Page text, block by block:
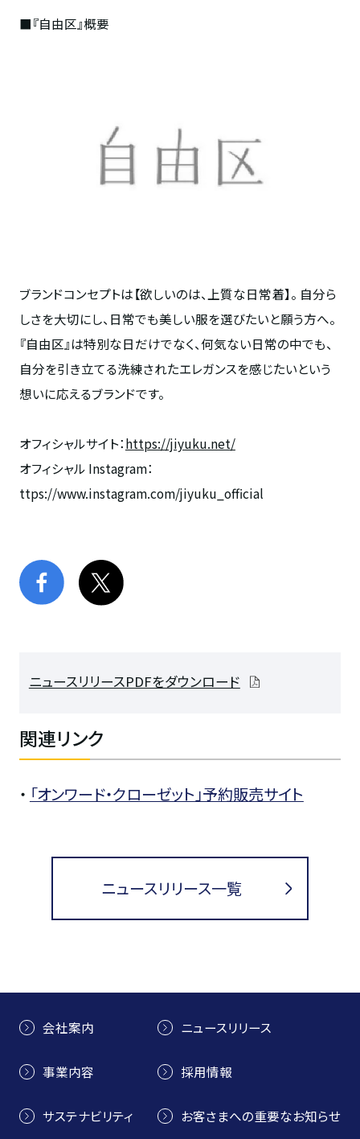
■『自由区』概要
ブランドコンセプトは【欲しいのは、上質な日常着】。 自分ら
しさを大切にし、日常でも美しい服を選びたいと願う方へ。
『自由区』は特別な日だけでなく、何気ない日常の中でも、
自分を引き立てる洗練されたエレガンスを感じたいという
想いに応えるブランドです。
オフィシャルサイト：https://jiyuku.net/
オフィシャル Instagram：
ttps://www.instagram.com/jiyuku_official
ニュースリリースPDFをダウンロード
関連リンク
・ 「オンワード・クローゼット」予約販売サイト
ニュースリリース一覧
会社案内
事業内容
サステナビリティ
ニュースリリース
採用情報
お客さまへの重要なお知らせ